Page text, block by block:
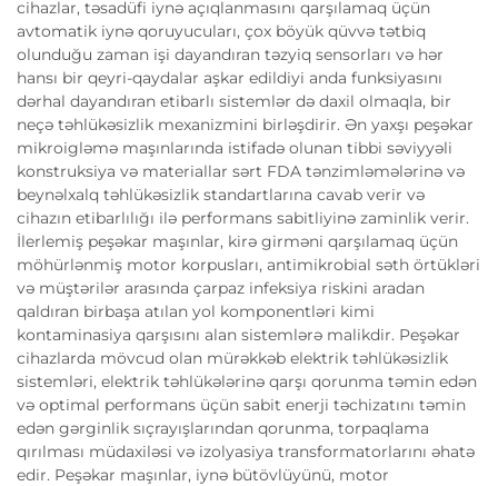
cihazlar, təsadüfi iynə açıqlanmasını qarşılamaq üçün
avtomatik iynə qoruyucuları, çox böyük qüvvə tətbiq
olunduğu zaman işi dayandıran təzyiq sensorları və hər
hansı bir qeyri-qaydalar aşkar edildiyi anda funksiyasını
dərhal dayandıran etibarlı sistemlər də daxil olmaqla, bir
neçə təhlükəsizlik mexanizmini birləşdirir. Ən yaxşı peşəkar
mikroigləmə maşınlarında istifadə olunan tibbi səviyyəli
konstruksiya və materiallar sərt FDA tənzimləmələrinə və
beynəlxalq təhlükəsizlik standartlarına cavab verir və
cihazın etibarlılığı ilə performans sabitliyinə zaminlik verir.
İlerlemiş peşəkar maşınlar, kirə girməni qarşılamaq üçün
möhürlənmiş motor korpusları, antimikrobial səth örtükləri
və müştərilər arasında çarpaz infeksiya riskini aradan
qaldıran birbaşa atılan yol komponentləri kimi
kontaminasiya qarşısını alan sistemlərə malikdir. Peşəkar
cihazlarda mövcud olan mürəkkəb elektrik təhlükəsizlik
sistemləri, elektrik təhlükələrinə qarşı qorunma təmin edən
və optimal performans üçün sabit enerji təchizatını təmin
edən gərginlik sıçrayışlarından qorunma, torpaqlama
qırılması müdaxiləsi və izolyasiya transformatorlarını əhatə
edir. Peşəkar maşınlar, iynə bütövlüyünü, motor